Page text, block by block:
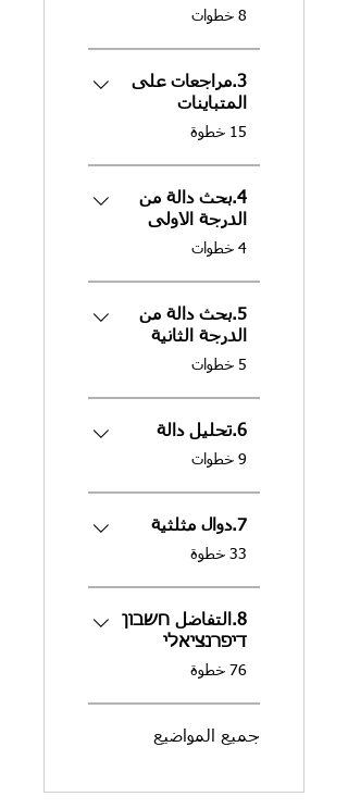
.8 خطوات
3.مراجعات على
المتباينات
.15 خطوة
4.بحث دالة من
الدرجة الاولى
.
4 خطوات
5.بحث دالة من
الدرجة الثانية
.5 خطوات
6.تحليل دالة
.9 خطوات
7.دوال مثلثية
.33 خطوة
8.التفاضل חשבון
דיפרנציאלי
.
76 خطوة
جميع المواضيع